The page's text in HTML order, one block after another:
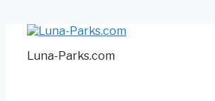
Luna-Parks.com